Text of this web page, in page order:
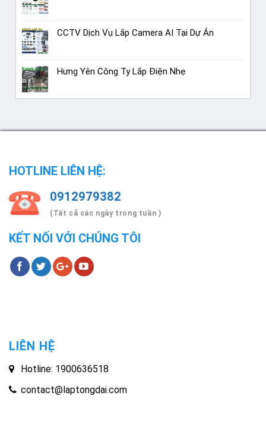
CCTV Dịch Vụ Lắp Camera AI Tại Dự Án
Hưng Yên Công Ty Lắp Điện Nhẹ
HOTLINE LIÊN HỆ:
0912979382
(Tất cả các ngày trong tuần )
KẾT NỐI VỚI CHÚNG TÔI
LIÊN HỆ
Hotline: 1900636518
contact@laptongdai.com